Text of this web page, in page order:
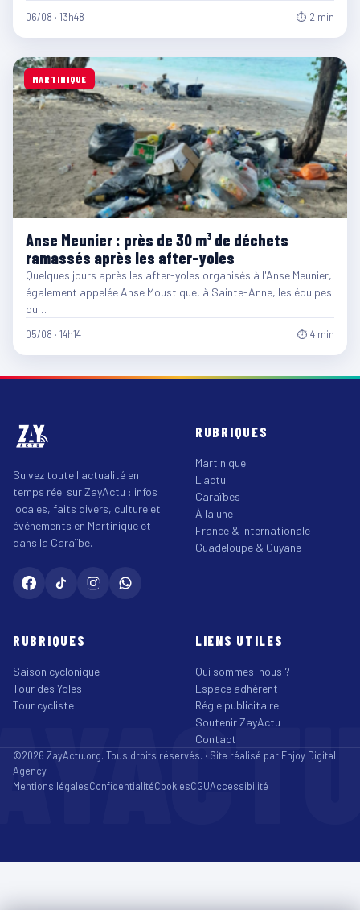
06/08 · 13h48 ⏱ 2 min
MARTINIQUE
Anse Meunier : près de 30 m³ de déchets
ramassés après les after-yoles
Quelques jours après les after-yoles organisés à l'Anse Meunier,
également appelée Anse Moustique, à Sainte-Anne, les équipes
du…
05/08 · 14h14 ⏱ 4 min
Suivez toute l'actualité en
temps réel sur ZayActu : infos
locales, faits divers, culture et
événements en Martinique et
dans la Caraïbe.
RUBRIQUES
Martinique
L'actu
Caraïbes
À la une
France & Internationale
Guadeloupe & Guyane
RUBRIQUES
Saison cyclonique
Tour des Yoles
Tour cycliste
LIENS UTILES
Qui sommes-nous ?
Espace adhérent
Régie publicitaire
Soutenir ZayActu
Contact
©2026 ZayActu.org. Tous droits réservés. · Site réalisé par Enjoy Digital
Agency
Mentions légalesConfidentialitéCookiesCGUAccessibilité